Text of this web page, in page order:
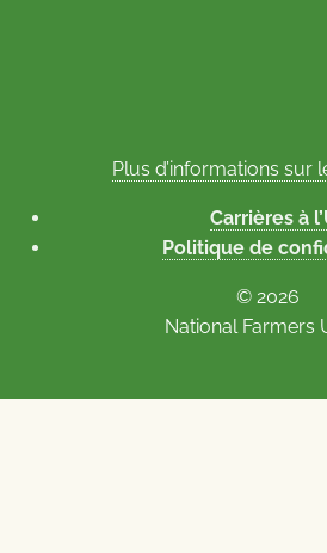
Plus d’informations sur
Carrières à
Politique de
© 2026
National Farmers